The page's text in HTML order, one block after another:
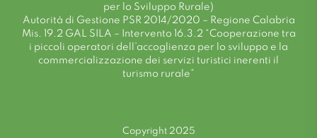
per lo Sviluppo Rurale)
Autorità di Gestione PSR 2014/2020 – Regione Calabria
Mis. 19.2 GAL SILA – Intervento 16.3.2 “Cooperazione tra
i piccoli operatori dell’accoglienza per lo sviluppo e la
commercializzazione dei servizi turistici inerenti il
turismo rurale”
Copyright 2025